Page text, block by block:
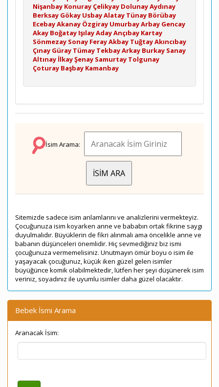
Nişanbay Konuray Çelikyay DolunayAydınay
Berksay Gökay UsbayAlatay Tünay Börübay
EcebayAkanay Özgiray UmurbayArbay Gencay
Akay Boğatay IşılayAdayAnçıbay Kartay
Sönmezay Sonay FerayAkbay TuğtayAkıncıbay
Çınay Güray Tümay TekbayArkay Burkay Sanay
Altınay İlkayŞenay Samurtay Tolgunay
Çoturay Başbay Kamanbay
İsim Arama:
Sitemizde sadece isim anlamlarını ve analizlerini vermekteyiz.
Çocuğunuza isim koyarken anne ve bababın ortak fikrine saygı
duyulmalıdır. Büyüklerin de fikri alınmalı ama öncelikle anne ve
babanın düşünceleri önemlidir. Hiç sevmediğiniz biz ismi
çocuğunuza vermemelisiniz. Unutmayın ömür boyu o isim ile
yaşayacak çocuğunuz, küçük iken güzel gelen isimler
büyüğünce komik olabilmektedir, lütfen her şeyi düşünerek isim
veriniz, soyadınız ile uyumlu isimler daha güzel olacaktır.
Bebek İsmi Arama
Aranacak İsim: